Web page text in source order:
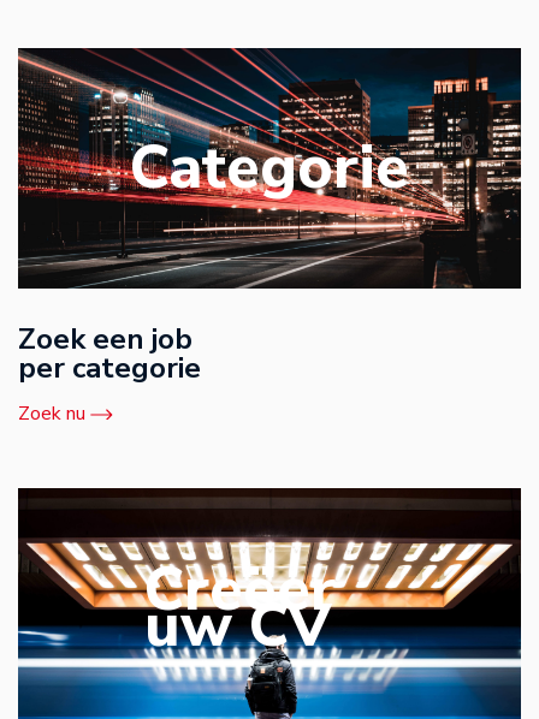
Categorie
Zoek een job
per categorie
Zoek nu
Creëer
uw CV